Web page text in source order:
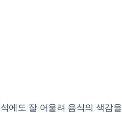
에도 잘 어울려 음식의 색감을